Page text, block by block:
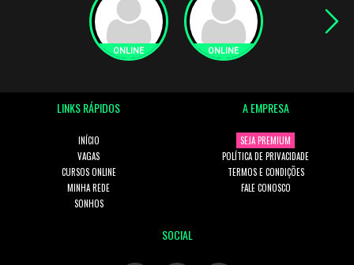
LINKS RÁPIDOS
INÍCIO
VAGAS
CURSOS ONLINE
MINHA REDE
SONHOS
A EMPRESA
SEJA PREMIUM
POLÍTICA DE PRIVACIDADE
TERMOS E CONDIÇÕES
FALE CONOSCO
SOCIAL